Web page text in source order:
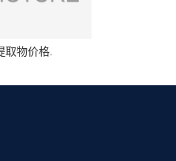
取物价格.